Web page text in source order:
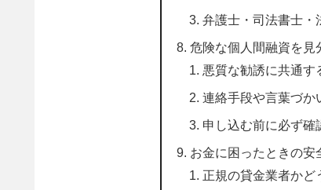
弁護士・司法書士・
危険な個人間融資を見
悪質な勧誘に共通す
連絡手段や言葉づか
申し込む前に必ず確
お金に困ったときの安
正規の貸金業者かど